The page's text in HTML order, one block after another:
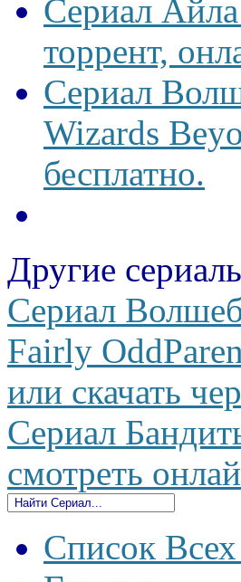
Сериал
торрент,
Сериал
Wizards
бесплатно.
Другие
Сериал
Fairly
или скачать
Сериал
смотреть
Список